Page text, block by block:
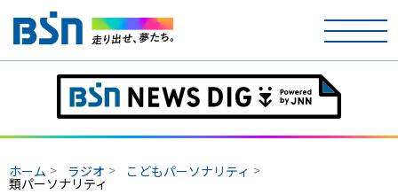
ホーム
テレビ
ラジオ
ホーム ラジオ こどもパーソナリティ
類パーソナリティ